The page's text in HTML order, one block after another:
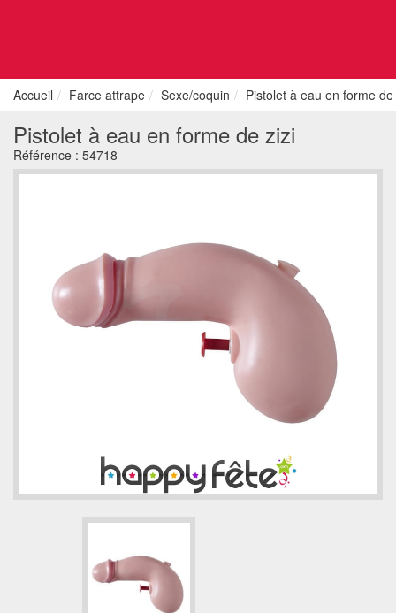
Accueil Farce attrape Sexe/coquin Pistolet à eau en forme
Pistolet à eau en forme de zizi
Référence : 54718